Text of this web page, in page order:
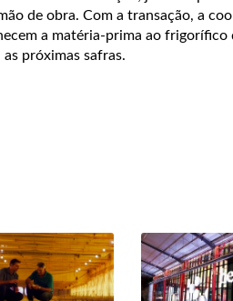
de obra. Com a transação, a
a matéria-prima ao
próximas safras.